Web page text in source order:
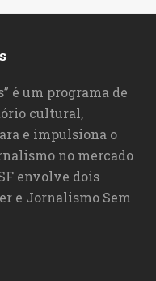
é um programa de
cultural,
e impulsiona o
no mercado
envolve dois
e Jornalismo Sem